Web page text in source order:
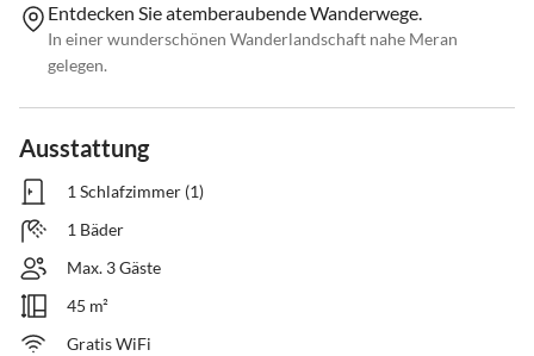
Entdecken Sie atemberaubende Wanderwege.
In einer wunderschönen Wanderlandschaft nahe Meran
gelegen.
Ausstattung
1 Schlafzimmer (1)
1 Bäder
Max. 3 Gäste
45 m²
Gratis WiFi